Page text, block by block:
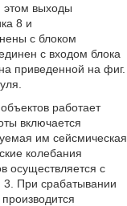
этом выходы
8 и
с блоком
с входом блока
приведенной на фиг.
работает
включается
им сейсмическая
колебания
осуществляется с
При срабатывании